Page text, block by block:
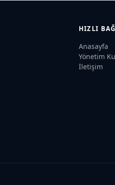
HIZLI
Anasayfa
Yönetim
İletişim